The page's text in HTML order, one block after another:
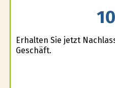
Erhalten Sie jetzt
Geschäft.